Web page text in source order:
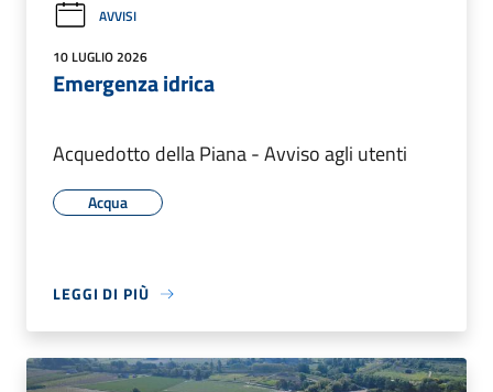
AVVISI
10 LUGLIO 2026
Emergenza idrica
Acquedotto della Piana - Avviso agli utenti
Acqua
LEGGI DI PIÙ